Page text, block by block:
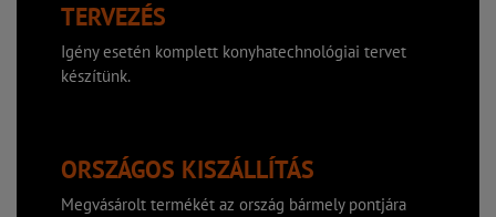
TERVEZÉS
Igény esetén komplett konyhatechnológiai tervet
készítünk.
ORSZÁGOS KISZÁLLÍTÁS
Megvásárolt termékét az ország bármely pontjára